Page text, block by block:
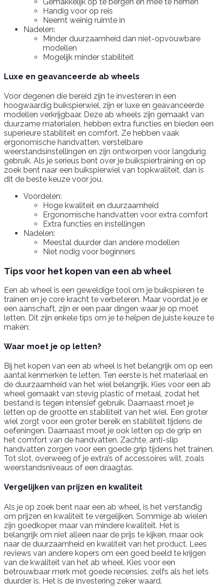
Handig voor op reis
Neemt weinig ruimte in
Nadelen:
Minder duurzaamheid dan niet-opvouwbare
modellen
Mogelijk minder stabiliteit
Luxe en geavanceerde ab wheels
Voor degenen die bereid zijn te investeren in een
hoogwaardig buikspierwiel, zijn er luxe en geavanceerde
modellen verkrijgbaar. Deze ab wheels zijn gemaakt van
duurzame materialen, hebben extra functies en bieden een
superieure stabiliteit en comfort. Ze hebben vaak
ergonomische handvatten, verstelbare
weerstandsinstellingen en zijn ontworpen voor langdurig
gebruik. Als je serieus bent over je buikspiertraining en op
zoek bent naar een buikspierwiel van topkwaliteit, dan is
dit de beste keuze voor jou.
Voordelen:
Hoge kwaliteit en duurzaamheid
Ergonomische handvatten voor extra comfort
Extra functies en instellingen
Nadelen:
Meestal duurder dan andere modellen
Niet nodig voor beginners
Tips voor het kopen van een ab wheel
Een ab wheel is een geweldige tool om je buikspieren te
trainen en je core kracht te verbeteren. Maar voordat je er
een aanschaft, zijn er een paar dingen waar je op moet
letten. Dit zijn enkele tips om je te helpen de juiste keuze te
maken:
Waar moet je op letten?
Bij het kopen van een ab wheel is het belangrijk om op een
aantal kenmerken te letten. Ten eerste is het materiaal en
de duurzaamheid van het wiel belangrijk. Kies voor een ab
wheel gemaakt van stevig plastic of metaal, zodat het
bestand is tegen intensief gebruik. Daarnaast moet je
letten op de grootte en stabiliteit van het wiel. Een groter
wiel zorgt voor een groter bereik en stabiliteit tijdens de
oefeningen. Daarnaast moet je ook letten op de grip en
het comfort van de handvatten. Zachte, anti-slip
handvatten zorgen voor een goede grip tijdens het trainen.
Tot slot, overweeg of je extra’s of accessoires wilt, zoals
weerstandsniveaus of een draagtas.
Vergelijken van prijzen en kwaliteit
Als je op zoek bent naar een ab wheel, is het verstandig
om prijzen en kwaliteit te vergelijken. Sommige ab wielen
zijn goedkoper, maar van mindere kwaliteit. Het is
belangrijk om niet alleen naar de prijs te kijken, maar ook
naar de duurzaamheid en kwaliteit van het product. Lees
reviews van andere kopers om een goed beeld te krijgen
van de kwaliteit van het ab wheel. Kies voor een
betrouwbaar merk met goede recensies, zelfs als het iets
duurder is. Het is de investering zeker waard.